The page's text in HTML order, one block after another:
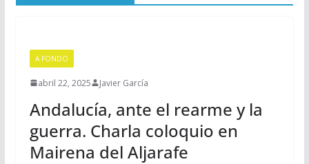
A FONDO
abril 22, 2025 Javier García
Andalucía, ante el rearme y la
guerra. Charla coloquio en
Mairena del Aljarafe